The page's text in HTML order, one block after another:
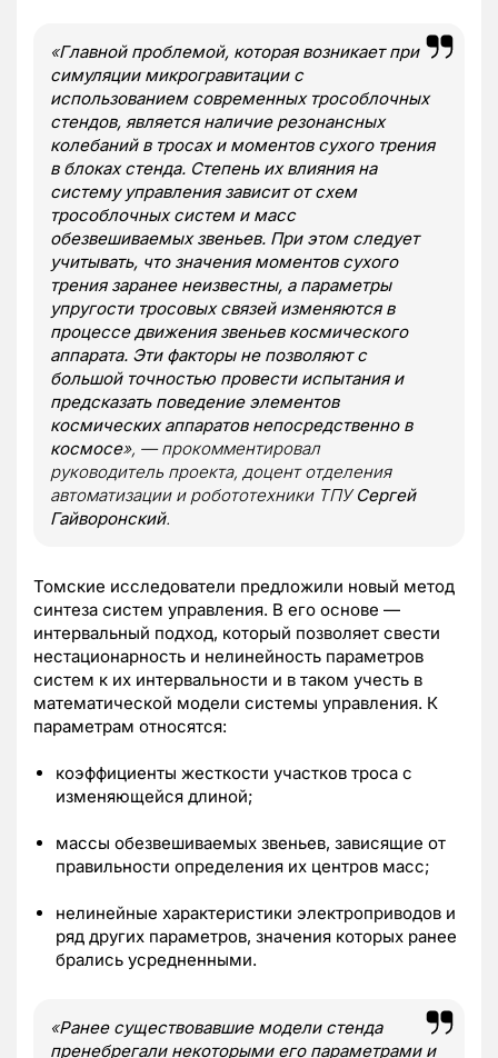
«Главной проблемой, которая возникает при
симуляции микрогравитации с
использованием современных трособлочных
стендов, является наличие резонансных
колебаний в тросах и моментов сухого трения
в блоках стенда. Степень их влияния на
систему управления зависит от схем
трособлочных систем и масс
обезвешиваемых звеньев. При этом следует
учитывать, что значения моментов сухого
трения заранее неизвестны, а параметры
упругости тросовых связей изменяются в
процессе движения звеньев космического
аппарата. Эти факторы не позволяют с
большой точностью провести испытания и
предсказать поведение элементов
космических аппаратов непосредственно в
космосе», — прокомментировал
руководитель проекта, доцент отделения
автоматизации и робототехники ТПУСергей
Гайворонский.
Томские исследователи предложили новый метод
синтеза систем управления. В его основе —
интервальный подход, который позволяет свести
нестационарность и нелинейность параметров
систем к их интервальности и в таком учесть в
математической модели системы управления. К
параметрам относятся:
коэффициенты жесткости участков троса с
изменяющейся длиной;
массы обезвешиваемых звеньев, зависящие от
правильности определения их центров масс;
нелинейные характеристики электроприводов и
ряд других параметров, значения которых ранее
брались усредненными.
«Ранее существовавшие модели стенда
пренебрегали некоторыми его параметрами и